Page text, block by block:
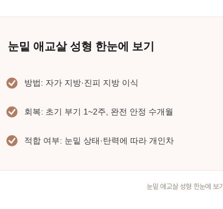
눈밑 애교살 성형 한눈에 보기